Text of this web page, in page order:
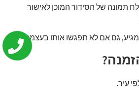
תמונה של הסידור המוכן לאישור
גם אם לא תפגשו אותו בעצמכם.
עיר.